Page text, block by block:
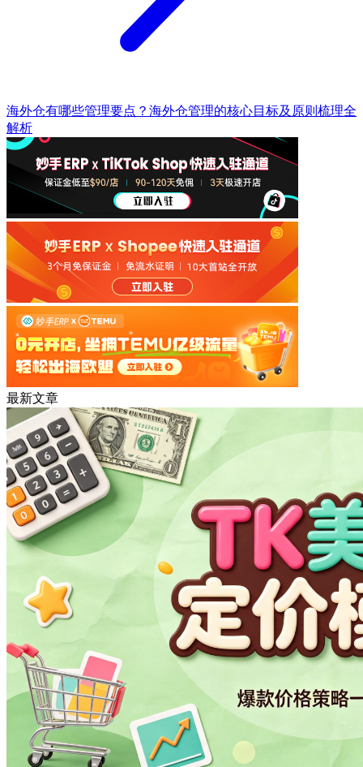
海外仓有哪些管理要点？海外仓管理的核心目标及原则梳理全
解析
最新文章